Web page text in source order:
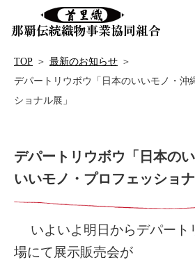
TOP ＞ 最新のお知らせ ＞
デパートリウボウ「日本のいいモノ・沖
ショナル展」
デパートリウボウ「日本の
いいモノ・プロフェッショナ
いよいよ明日からデパート
場にて展示販売会が